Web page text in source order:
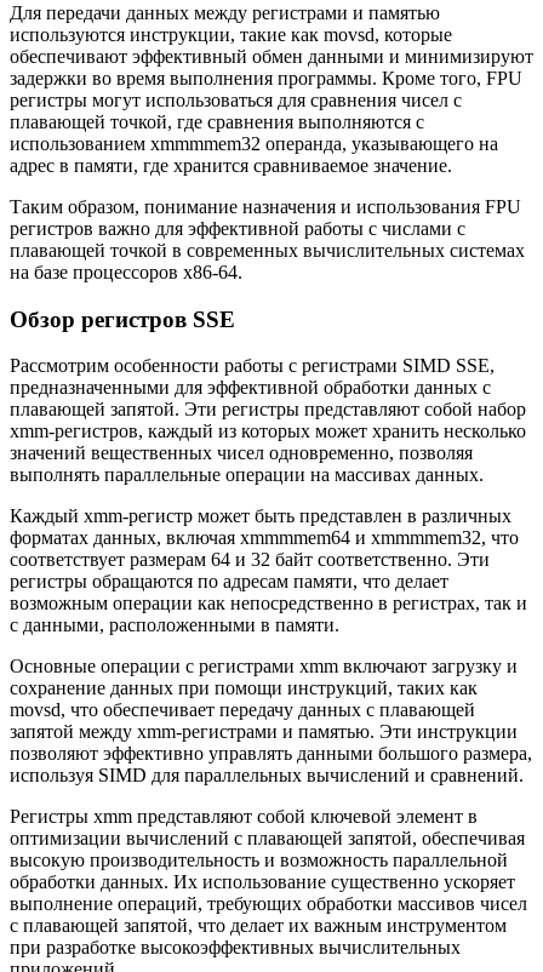
Для передачи данных между регистрами и памятью
используются инструкции, такие как movsd, которые
обеспечивают эффективный обмен данными и минимизируют
задержки во время выполнения программы. Кроме того, FPU
регистры могут использоваться для сравнения чисел с
плавающей точкой, где сравнения выполняются с
использованием xmmmmem32 операнда, указывающего на
адрес в памяти, где хранится сравниваемое значение.
Таким образом, понимание назначения и использования FPU
регистров важно для эффективной работы с числами с
плавающей точкой в современных вычислительных системах
на базе процессоров x86-64.
Обзор регистров SSE
Рассмотрим особенности работы с регистрами SIMD SSE,
предназначенными для эффективной обработки данных с
плавающей запятой. Эти регистры представляют собой набор
xmm-регистров, каждый из которых может хранить несколько
значений вещественных чисел одновременно, позволяя
выполнять параллельные операции на массивах данных.
Каждый xmm-регистр может быть представлен в различных
форматах данных, включая xmmmmem64 и xmmmmem32, что
соответствует размерам 64 и 32 байт соответственно. Эти
регистры обращаются по адресам памяти, что делает
возможным операции как непосредственно в регистрах, так и
с данными, расположенными в памяти.
Основные операции с регистрами xmm включают загрузку и
сохранение данных при помощи инструкций, таких как
movsd, что обеспечивает передачу данных с плавающей
запятой между xmm-регистрами и памятью. Эти инструкции
позволяют эффективно управлять данными большого размера,
используя SIMD для параллельных вычислений и сравнений.
Регистры xmm представляют собой ключевой элемент в
оптимизации вычислений с плавающей запятой, обеспечивая
высокую производительность и возможность параллельной
обработки данных. Их использование существенно ускоряет
выполнение операций, требующих обработки массивов чисел
с плавающей запятой, что делает их важным инструментом
при разработке высокоэффективных вычислительных